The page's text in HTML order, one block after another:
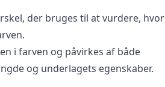
der bruges til at vurdere, hvor
i farven og påvirkes af både
og underlagets egenskaber.